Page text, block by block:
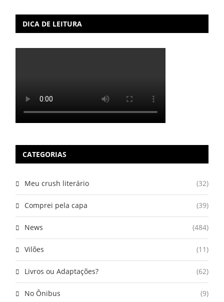
DICA DE LEITURA
CATEGORIAS
Meu crush literário (32)
Comprei pela capa (39)
News (484)
Vilões (11)
Livros ou Adaptações? (62)
No Ônibus (9)